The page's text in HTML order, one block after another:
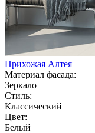
Прихожая Алтея
Материал фасада:
Зеркало
Стиль:
Классический
Цвет:
Белый